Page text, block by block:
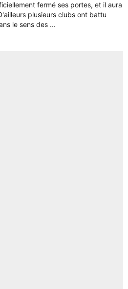
fermé ses portes, et il aura
plusieurs clubs ont battu
le sens des ...